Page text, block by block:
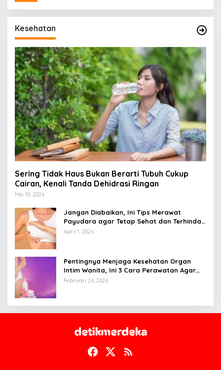
Kesehatan
Sering Tidak Haus Bukan Berarti Tubuh Cukup
Cairan, Kenali Tanda Dehidrasi Ringan
Mei 10, 2026
Jangan Diabaikan, Ini Tips Merawat
Payudara agar Tetap Sehat dan Terhindar
dari Risiko Penyakit
April 1, 2026
Pentingnya Menjaga Kesehatan Organ
Intim Wanita, Ini 3 Cara Perawatan Agar
Tetap Bersih
Februari 26, 2026